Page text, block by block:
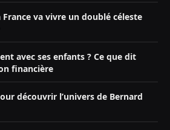
France va vivre un doublé céleste
avec ses enfants ? Ce que dit
financière
découvrir l’univers de Bernard